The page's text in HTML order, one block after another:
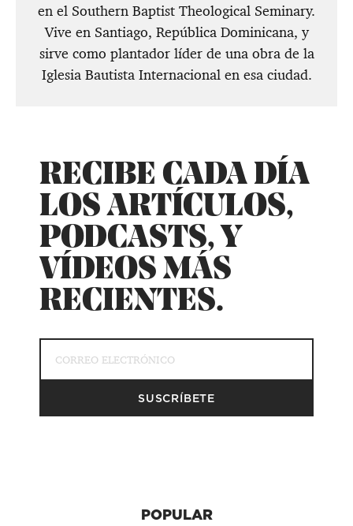
en el Southern Baptist Theological Seminary.
Vive en Santiago, República Dominicana, y
sirve como plantador líder de una obra de la
Iglesia Bautista Internacional en esa ciudad.
RECIBE CADA DÍA
LOS ARTÍCULOS,
PODCASTS, Y
VÍDEOS MÁS
RECIENTES.
POPULAR